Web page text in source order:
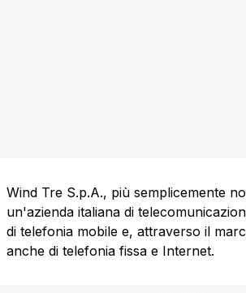
Wind Tre S.p.A., più semplicemente
un'azienda italiana di
di telefonia mobile e, attraverso il
anche di telefonia fissa e Internet.